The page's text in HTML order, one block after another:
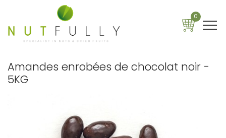
0
Amandes enrobées de chocolat noir -
5KG